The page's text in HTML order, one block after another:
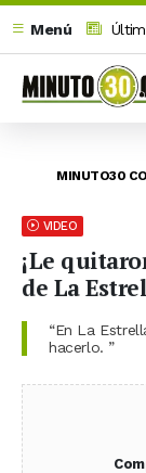
Menú
MINUTO30
VIDEO
¡Le
de La
“En La
hacerlo. ”